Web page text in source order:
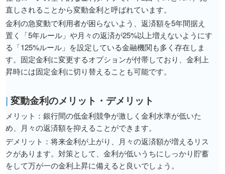
直しされることから変動金利と呼ばれています。
金利の急変動で利用者が困らないよう、返済額を5年間据え
置く「5年ルール」や月々の返済が25%以上増えないようにす
る「125%ルール」を設定している金融機関も多く存在しま
す。固定金利に変更するオプションが付帯しており、金利上
昇時には固定金利に切り替えることも可能です。
| 変動金利のメリット・デメリット
メリット：銀行間の低金利競争が激しく金利水準が低いた
め、月々の返済額を抑えることができます。
デメリット：将来金利が上がり、月々の返済額が増えるリス
クがあります。対策として、金利が低いうちにしっかり貯蓄
をして万が一の金利上昇に備えると良いでしょう。